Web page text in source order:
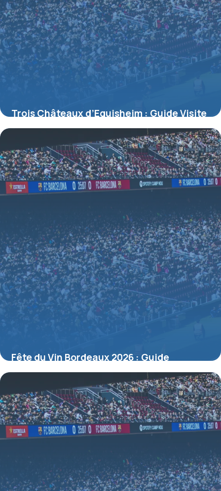
Trois Châteaux d’Eguisheim : Guide Visite
Complet
8 juillet 2026
Fête du Vin Bordeaux 2026 : Guide
Complet
6 juillet 2026